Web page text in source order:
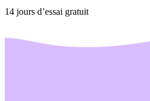
14 jours d’essai gratuit